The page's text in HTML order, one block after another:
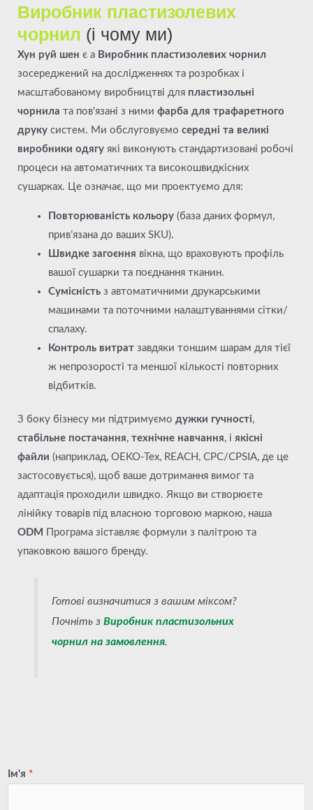
Виробник пластизолевих
чорнил (і чому ми)
Хун руй шен є a Виробник пластизолевих чорнил
зосереджений на дослідженнях та розробках і
масштабованому виробництві для пластизольні
чорнила та пов'язані з ними фарба для трафаретного
друку систем. Ми обслуговуємо середні та великі
виробники одягу які виконують стандартизовані робочі
процеси на автоматичних та високошвидкісних
сушарках. Це означає, що ми проектуємо для:
Повторюваність кольору(база даних формул,
прив’язана до ваших SKU).
Швидке загоєння вікна, що враховують профіль
вашої сушарки та поєднання тканин.
Сумісністьз автоматичними друкарськими
машинами та поточними налаштуваннями сітки/
спалаху.
Контроль витратзавдяки тоншим шарам для тієї
ж непрозорості та меншої кількості повторних
відбитків.
З боку бізнесу ми підтримуємо дужки гучності,
стабільне постачання, технічне навчання, і якісні
файли (наприклад, OEKO-Tex, REACH, CPC/CPSIA, де це
застосовується), щоб ваше дотримання вимог та
адаптація проходили швидко. Якщо ви створюєте
лінійку товарів під власною торговою маркою, наша
ODM
Програма зіставляє формули з палітрою та
упаковкою вашого бренду.
Готові визначитися з вашим міксом?
Почніть зВиробник пластизольних
чорнил на замовлення.
Ім'я *